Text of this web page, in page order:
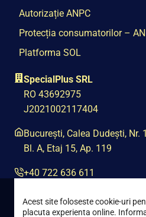
Autorizație ANPC
Protecția consumatorilor –
Platforma SOL
SpecialPlus SRL
RO 43692975
J2021002117404
București, Calea Dudești, Nr.
Bl. A, Etaj 15, Ap. 119
+40 722 636 611
contact@special-plus.ro
Acest site foloseste cookie-uri
placuta experienta online.